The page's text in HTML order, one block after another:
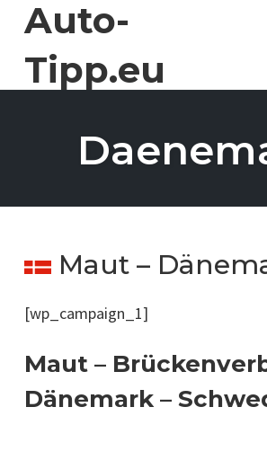
content
Auto-
Tipp.eu
Maut –
[wp_campaign_1]
Maut –
Dänemark –